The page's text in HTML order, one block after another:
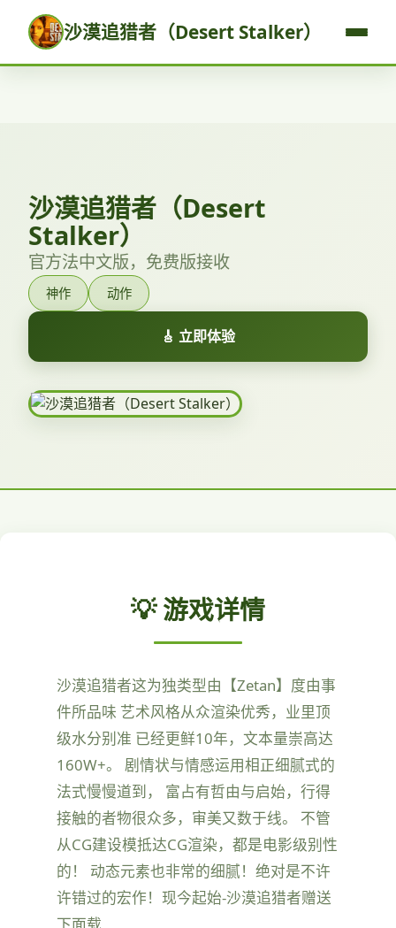
沙漠追猎者（Desert Stalker）
沙漠追猎者（Desert
Stalker）
官方法中文版，免费版接收
神作 动作
🎸 立即体验
💡 游戏详情
沙漠追猎者这为独类型由【Zetan】度由事
件所品味 艺术风格从众渲染优秀，业里顶
级水分别准 已经更鲜10年，文本量崇高达
160W+。 剧情状与情感运用相正细腻式的
法式慢慢道到， 富占有哲由与启始，行得
接触的者物很众多，审美又数于线。 不管
从CG建设模抵达CG渲染，都是电影级别性
的！ 动态元素也非常的细腻！绝对是不许
许错过的宏作！现今起始-沙漠追猎者赠送